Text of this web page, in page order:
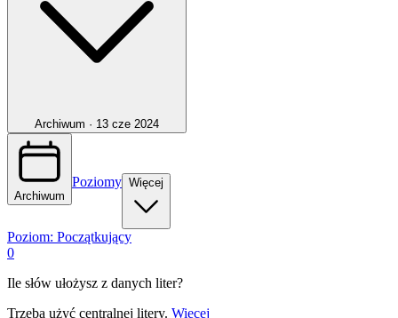
Archiwum · 13 cze 2024
Archiwum
Poziomy Więcej
Poziom: Początkujący
0
Ile słów ułożysz z danych liter?
Trzeba użyć centralnej litery. Więcej